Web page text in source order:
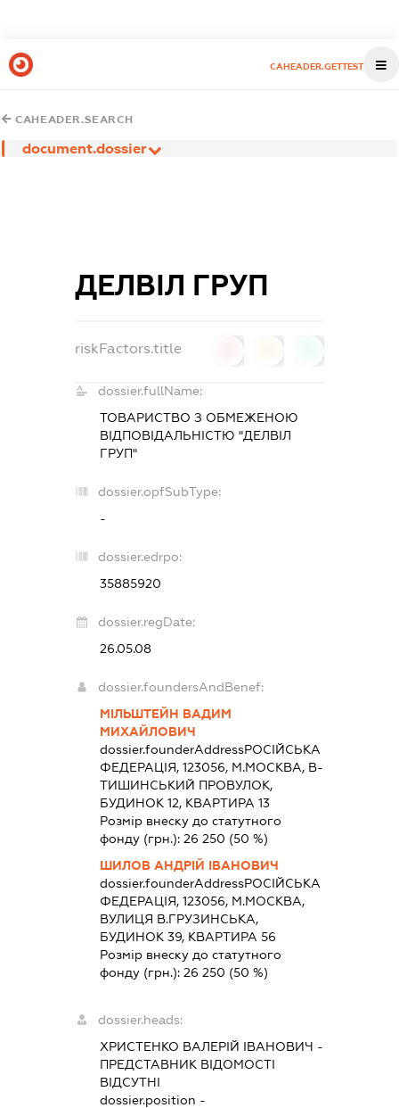
CAHEADER.GETTEST
CAHEADER.SEARCH
document.dossier
ДЕЛВІЛ ГРУП
riskFactors.title
dossier.fullName:
ТОВАРИСТВО З ОБМЕЖЕНОЮ
ВІДПОВІДАЛЬНІСТЮ "ДЕЛВІЛ
ГРУП"
dossier.opfSubType:
-
dossier.edrpo:
35885920
dossier.regDate:
26.05.08
dossier.foundersAndBenef:
МІЛЬШТЕЙН ВАДИМ
МИХАЙЛОВИЧ
dossier.founderAddressРОСІЙСЬКА
ФЕДЕРАЦІЯ, 123056, М.МОСКВА, В-
ТИШИНСЬКИЙ ПРОВУЛОК,
БУДИНОК 12, КВАРТИРА 13
Розмір внеску до статутного
фонду (грн.):26 250 (50 %)
ШИЛОВ АНДРІЙ ІВАНОВИЧ
dossier.founderAddressРОСІЙСЬКА
ФЕДЕРАЦІЯ, 123056, М.МОСКВА,
ВУЛИЦЯ В.ГРУЗИНСЬКА,
БУДИНОК 39, КВАРТИРА 56
Розмір внеску до статутного
фонду (грн.):26 250 (50 %)
dossier.heads:
ХРИСТЕНКО ВАЛЕРІЙ ІВАНОВИЧ -
ПРЕДСТАВНИК ВІДОМОСТІ
ВІДСУТНІ
dossier.position -